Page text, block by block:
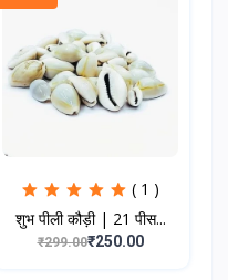
( 1 )
शुभ पीली कौड़ी | 21 पीस...
₹299.00₹250.00